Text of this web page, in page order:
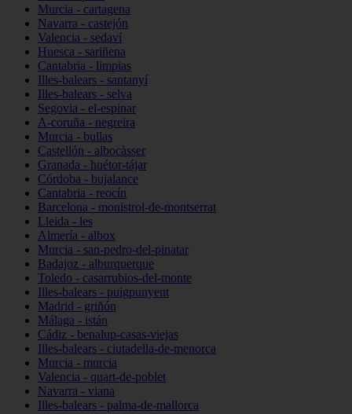
Murcia - cartagena
Navarra - castejón
Valencia - sedaví
Huesca - sariñena
Cantabria - limpias
Illes-balears - santanyí
Illes-balears - selva
Segovia - el-espinar
A-coruña - negreira
Murcia - bullas
Castellón - albocàsser
Granada - huétor-tájar
Córdoba - bujalance
Cantabria - reocín
Barcelona - monistrol-de-montserrat
Lleida - les
Almería - albox
Murcia - san-pedro-del-pinatar
Badajoz - alburquerque
Toledo - casarrubios-del-monte
Illes-balears - puigpunyent
Madrid - griñón
Málaga - istán
Cádiz - benalup-casas-viejas
Illes-balears - ciutadella-de-menorca
Murcia - murcia
Valencia - quart-de-poblet
Navarra - viana
Illes-balears - palma-de-mallorca